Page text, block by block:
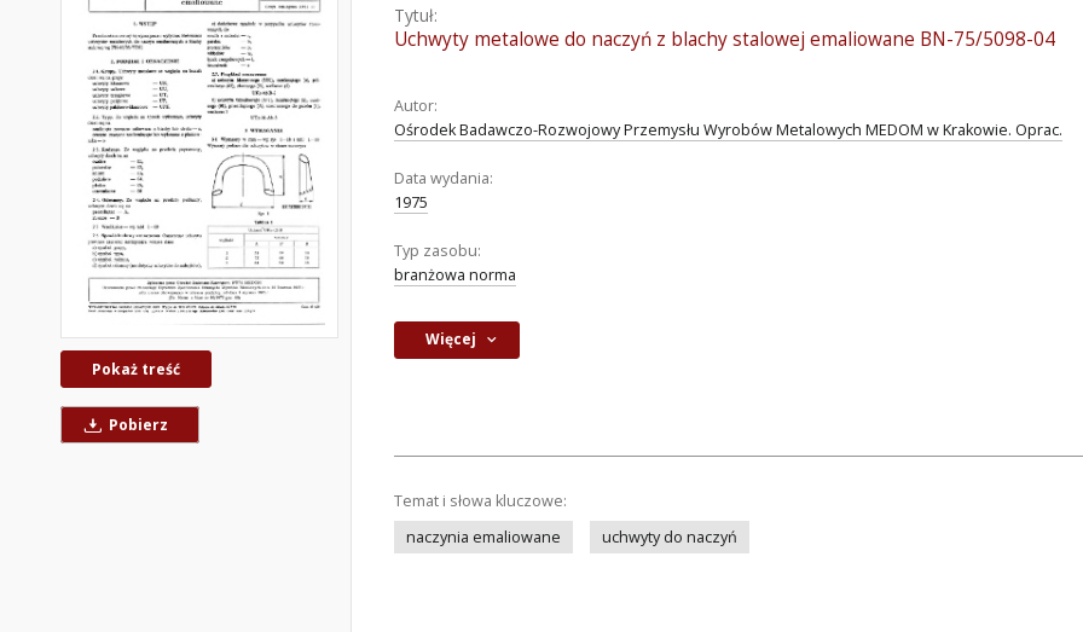
Pokaż treść
Pobierz
Tytuł:
Uchwyty metalowe do naczyń z blachy stalowej emaliowane BN-75/5098-04
Autor:
Ośrodek Badawczo-Rozwojowy Przemysłu Wyrobów Metalowych MEDOM w Krakowie. Oprac.
Data wydania:
1975
Typ zasobu:
branżowa norma
Więcej
Temat i słowa kluczowe:
naczynia emaliowane
uchwyty do naczyń